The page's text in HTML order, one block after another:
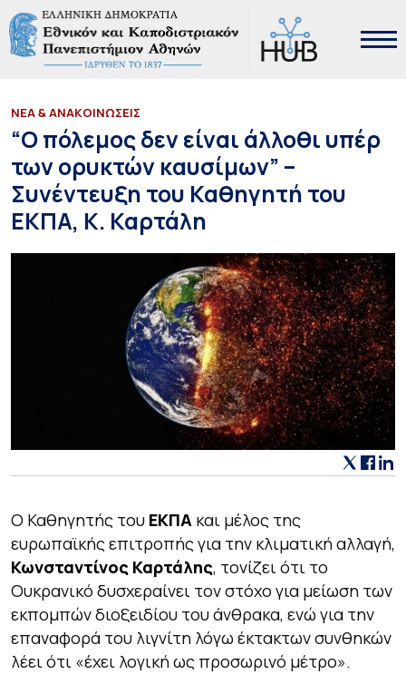
ΝΕΑ & ΑΝΑΚΟΙΝΩΣΕΙΣ
“Ο πόλεμος δεν είναι άλλοθι υπέρ
των ορυκτών καυσίμων” –
Συνέντευξη του Καθηγητή του
ΕΚΠΑ, Κ. Καρτάλη
Ο Καθηγητής του ΕΚΠΑ και μέλος της
ευρωπαϊκής επιτροπής για την κλιματική αλλαγή,
Κωνσταντίνος Καρτάλης, τονίζει ότι το
Ουκρανικό δυσχεραίνει τον στόχο για μείωση των
εκπομπών διοξειδίου του άνθρακα, ενώ για την
επαναφορά του λιγνίτη λόγω έκτακτων συνθηκών
λέει ότι «έχει λογική ως προσωρινό μέτρο».